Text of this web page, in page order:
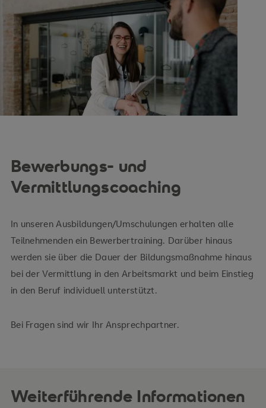
Bewerbungs- und
Vermittlungscoaching
In unseren Ausbildungen/Umschulungen erhalten alle
Teilnehmenden ein Bewerbertraining. Darüber hinaus
werden sie über die Dauer der Bildungsmaßnahme hinaus
bei der Vermittlung in den Arbeitsmarkt und beim Einstieg
in den Beruf individuell unterstützt.
Bei Fragen sind wir Ihr Ansprechpartner.
Weiterführende Informationen